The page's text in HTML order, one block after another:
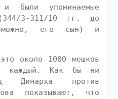
были упоминаемые
3-311/10 гг. до
его сын) и
около 1000 мешков
каждый. Как бы ни
Динарха против
показывают, что